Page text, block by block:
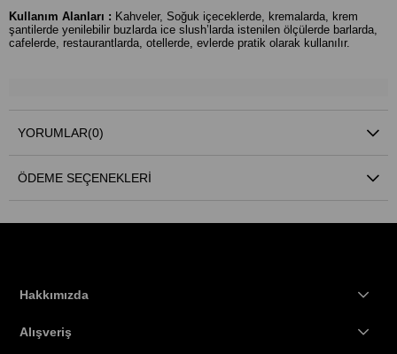
Kullanım Alanları : Kahveler, Soğuk içeceklerde, kremalarda, krem
şantilerde yenilebilir buzlarda ice slush’larda istenilen ölçülerde barlarda,
cafelerde, restaurantlarda, otellerde, evlerde pratik olarak kullanılır.
YORUMLAR(0)
ÖDEME SEÇENEKLERI
Hakkımızda
Alışveriş